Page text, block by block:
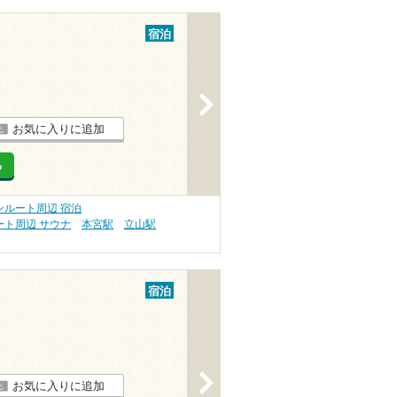
宿泊
お気に入りに追加
ルート周辺 宿泊
ト周辺 サウナ
本宮駅 立山駅
宿泊
お気に入りに追加